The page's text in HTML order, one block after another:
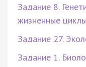
Задание 8.
жизненные
Задание 27.
Задание 1.